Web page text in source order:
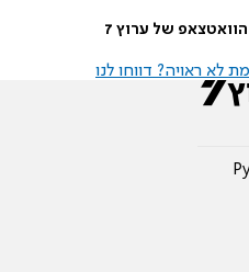
של ערוץ 7
לא ראויה? דווחו לנו